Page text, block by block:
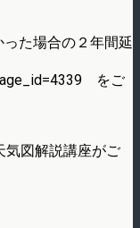
た場合の２年間延
をご
気図解説講座がご